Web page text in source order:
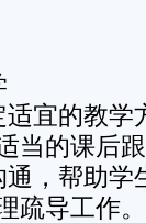
宜的教学
当的课后
，帮助学
疏导工作。